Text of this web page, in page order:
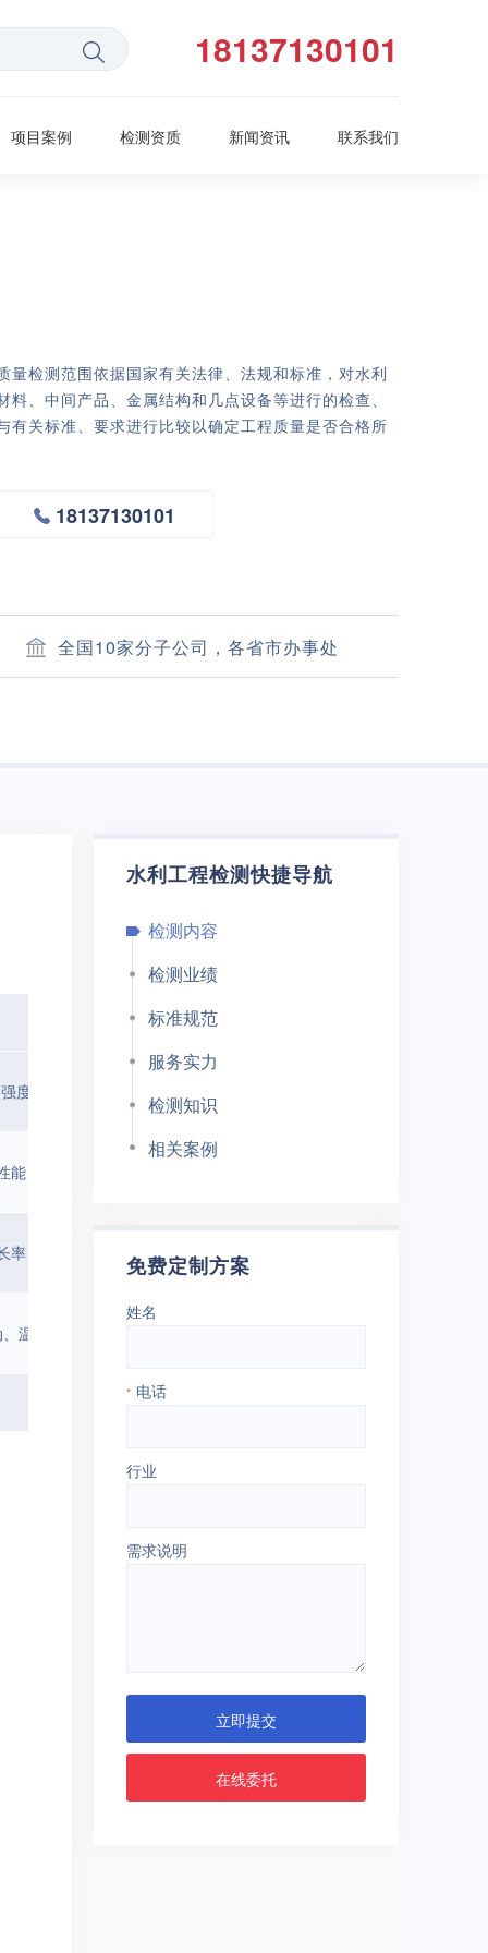
18137130101
项目案例 检测资质 新闻资讯 联系我们
量检测范围依据国家有关法律、法规和标准，对水利
、中间产品、金属结构和几点设备等进行的检查、
有关标准、要求进行比较以确定工程质量是否合格所
18137130101
全国10家分子公司，各省市办事处
检测项目
强度、密实性、含水率、渗透性、承载力、抗剪强度、弹性模量 等
能、细度、烧失量、表观密度、强度、级配、抗冻、抗渗、变形性能等
率、撕裂强度、热空气老化、硬度变化、负荷试验、热空气老化、拉
温度、噪声、接地电阻、绝缘试验、气蚀和磨损、热延伸、甩负荷等
应力、应变、位移、沉降、结构尺寸等
水利工程检测快捷导航
检测内容
检测业绩
标准规范
服务实力
检测知识
相关案例
免费定制方案
姓名
* 电话
行业
需求说明
立即提交
在线委托